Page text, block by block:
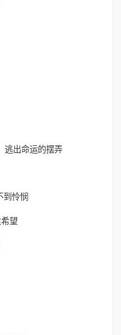
出命运的摆弄
怜悯
望